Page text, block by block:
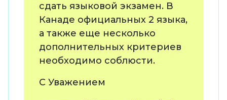
сдать языковой экзамен. В
Канаде официальных 2 языка,
а также еще несколько
дополнительных критериев
необходимо соблюсти.
С Уважением